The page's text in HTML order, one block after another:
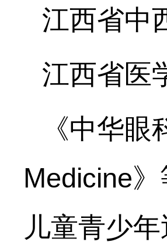
江西省中
江西省医
《中华
Medicine
儿童青少